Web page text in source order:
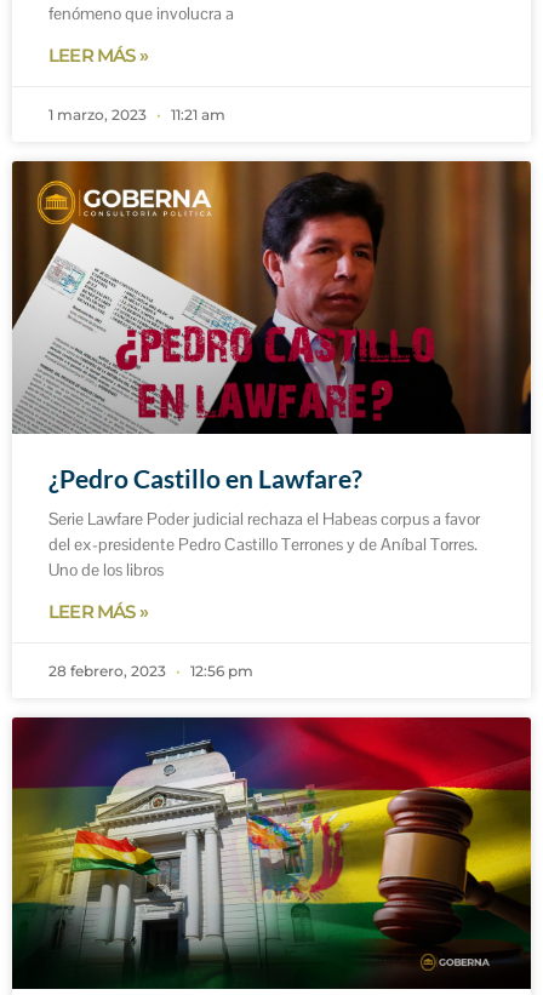
fenómeno que involucra a
LEER MÁS »
1 marzo, 2023 11:21 am
¿Pedro Castillo en Lawfare?
Serie Lawfare Poder judicial rechaza el Habeas corpus a favor
del ex-presidente Pedro Castillo Terrones y de Aníbal Torres.
Uno de los libros
LEER MÁS »
28 febrero, 2023 12:56 pm